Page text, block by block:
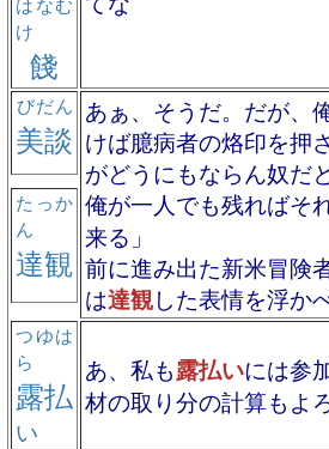
餞
け
美談
びだん あぁ、そうだ。だが、
けば臆病者の烙印を押
がどうにもならん奴だ
俺が一人でも残ればそ
来る」
前に進み出た新米冒険
は達観した表情を浮か
達観
たっか
ん
露払
つゆは
ら
い
あ、私も露払いには参
材の取り分の計算もよ